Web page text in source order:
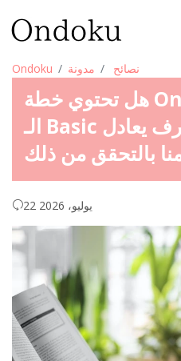
Ondoku مدونة نصائح
هل تحتوي خطة Ondoku المدفوعة
الـ Basic حقًا على عدد أحرف يعادل
بالتحقق من ذلك
22 يوليو، 2026